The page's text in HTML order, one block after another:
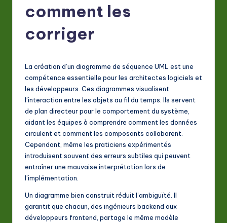
L
comment les
corriger
La création d’un diagramme de séquence UML est une
compétence essentielle pour les architectes logiciels et
les développeurs. Ces diagrammes visualisent
l’interaction entre les objets au fil du temps. Ils servent
de plan directeur pour le comportement du système,
aidant les équipes à comprendre comment les données
circulent et comment les composants collaborent.
Cependant, même les praticiens expérimentés
introduisent souvent des erreurs subtiles qui peuvent
entraîner une mauvaise interprétation lors de
l’implémentation.
Un diagramme bien construit réduit l’ambiguïté. Il
garantit que chacun, des ingénieurs backend aux
développeurs frontend, partage le même modèle